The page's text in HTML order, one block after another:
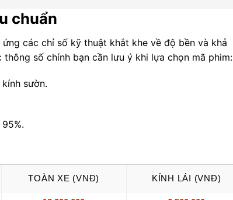
chuẩn
các chỉ số kỹ thuật khắt khe về độ bền và khả
số chính bạn cần lưu ý khi lựa chọn mã phim:
sườn.
TOÀN XE (VNĐ) KÍNH LÁI (VNĐ)